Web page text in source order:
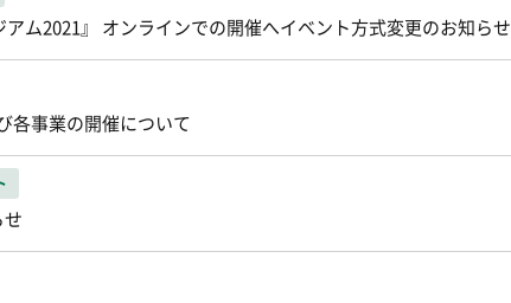
アム2021』 オンラインでの開催へイベント方式変更のお知らせ
各事業の開催について